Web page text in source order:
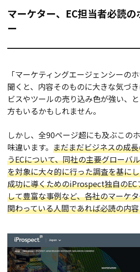
マーケター、EC担当者必読
ー
「マーケティングエージェンシーの
聞くと、内容そのものに大きな気づ
ビスやツールの売り込み色が強い、
方もいるかもしれません。
しかし、全90ページ超にも及ぶこの
味違います。 まだまだビジネスの成
うECについて、同社の主要グローバ
を対象に大々的に行った調査を基に
成功に導くためのiProspect独自の
して豊富な事例など、各社のマーケ
関わっている人間であれば必読の内